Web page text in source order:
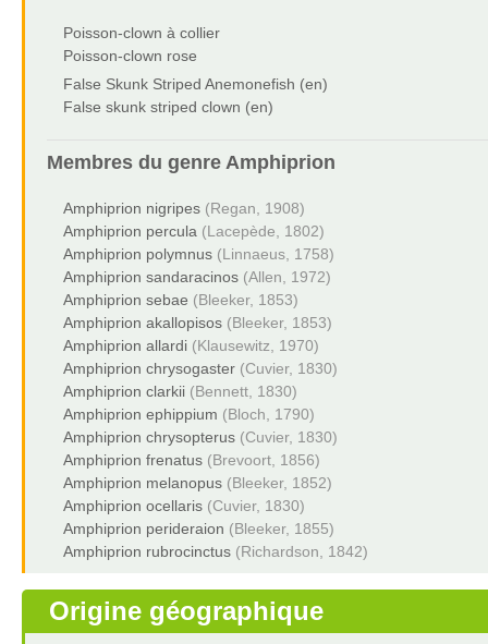
Poisson-clown à collier
Poisson-clown rose
False Skunk Striped Anemonefish (en)
False skunk striped clown (en)
Membres du genre Amphiprion
Amphiprion nigripes (Regan, 1908)
Amphiprion percula (Lacepède, 1802)
Amphiprion polymnus (Linnaeus, 1758)
Amphiprion sandaracinos (Allen, 1972)
Amphiprion sebae (Bleeker, 1853)
Amphiprion akallopisos (Bleeker, 1853)
Amphiprion allardi (Klausewitz, 1970)
Amphiprion chrysogaster (Cuvier, 1830)
Amphiprion clarkii (Bennett, 1830)
Amphiprion ephippium (Bloch, 1790)
Amphiprion chrysopterus (Cuvier, 1830)
Amphiprion frenatus (Brevoort, 1856)
Amphiprion melanopus (Bleeker, 1852)
Amphiprion ocellaris (Cuvier, 1830)
Amphiprion perideraion (Bleeker, 1855)
Amphiprion rubrocinctus (Richardson, 1842)
Origine géographique